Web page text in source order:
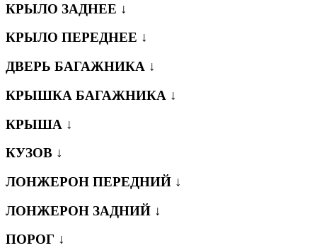
КРЫЛО ЗАДНЕЕ ↓
КРЫЛО ПЕРЕДНЕЕ ↓
ДВЕРЬ БАГАЖНИКА ↓
КРЫШКА БАГАЖНИКА ↓
КРЫША ↓
КУЗОВ ↓
ЛОНЖЕРОН ПЕРЕДНИЙ ↓
ЛОНЖЕРОН ЗАДНИЙ ↓
ПОРОГ ↓